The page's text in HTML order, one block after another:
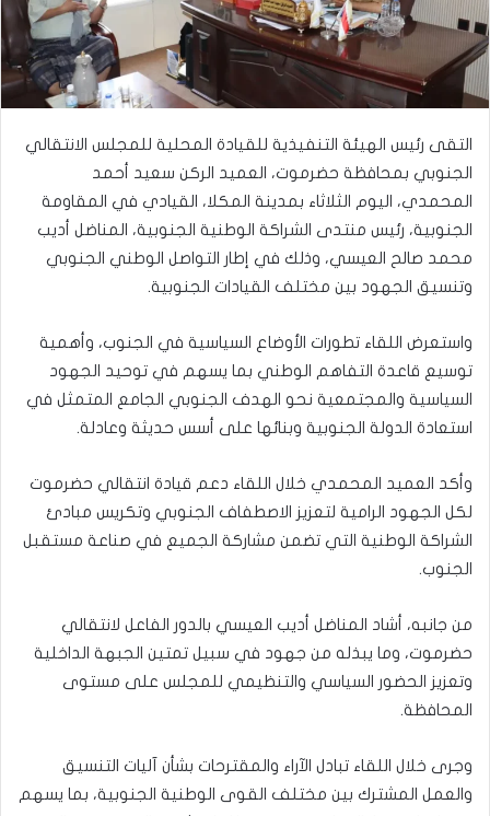
التقى رئيس الهيئة التنفيذية للقيادة المحلية للمجلس الانتقالي
الجنوبي بمحافظة حضرموت، العميد الركن سعيد أحمد
المحمدي، اليوم الثلاثاء بمدينة المكلا، القيادي في المقاومة
الجنوبية، رئيس منتدى الشراكة الوطنية الجنوبية، المناضل أديب
محمد صالح العيسي، وذلك في إطار التواصل الوطني الجنوبي
وتنسيق الجهود بين مختلف القيادات الجنوبية.
واستعرض اللقاء تطورات الأوضاع السياسية في الجنوب، وأهمية
توسيع قاعدة التفاهم الوطني بما يسهم في توحيد الجهود
السياسية والمجتمعية نحو الهدف الجنوبي الجامع المتمثل في
استعادة الدولة الجنوبية وبنائها على أسس حديثة وعادلة.
وأكد العميد المحمدي خلال اللقاء دعم قيادة انتقالي حضرموت
لكل الجهود الرامية لتعزيز الاصطفاف الجنوبي وتكريس مبادئ
الشراكة الوطنية التي تضمن مشاركة الجميع في صناعة مستقبل
الجنوب.
من جانبه، أشاد المناضل أديب العيسي بالدور الفاعل لانتقالي
حضرموت، وما يبذله من جهود في سبيل تمتين الجبهة الداخلية
وتعزيز الحضور السياسي والتنظيمي للمجلس على مستوى
المحافظة.
وجرى خلال اللقاء تبادل الآراء والمقترحات بشأن آليات التنسيق
والعمل المشترك بين مختلف القوى الوطنية الجنوبية، بما يسهم